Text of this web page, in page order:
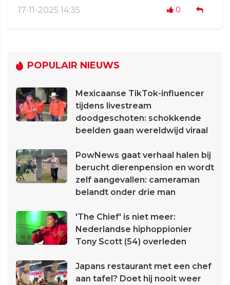
17-11-2025 14:35 0
POPULAIR NIEUWS
Mexicaanse TikTok-influencer
tijdens livestream
doodgeschoten: schokkende
beelden gaan wereldwijd viraal
PowNews gaat verhaal halen bij
berucht dierenpension en wordt
zelf aangevallen: cameraman
belandt onder drie man
'The Chief' is niet meer:
Nederlandse hiphoppionier
Tony Scott (54) overleden
Japans restaurant met een chef
aan tafel? Doet hij nooit weer